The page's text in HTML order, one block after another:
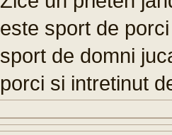
este sport de
sport de domni
porci si intretinut